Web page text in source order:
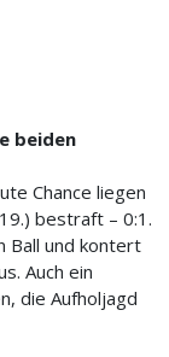
beiden
Chance liegen
bestraft – 0:1.
Ball und kontert
Auch ein
die Aufholjagd